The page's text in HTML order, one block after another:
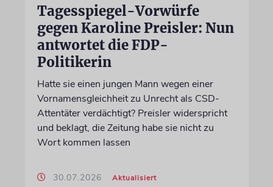
Tagesspiegel-Vorwürfe
gegen Karoline Preisler: Nun
antwortet die FDP-
Politikerin
Hatte sie einen jungen Mann wegen einer
Vornamensgleichheit zu Unrecht als CSD-
Attentäter verdächtigt? Preisler widerspricht
und beklagt, die Zeitung habe sie nicht zu
Wort kommen lassen
30.07.2026 Aktualisiert